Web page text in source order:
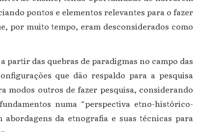
pontos e elementos relevantes para o fazer
por muito tempo, eram desconsiderados como
das quebras de paradigmas no campo das
que dão respaldo para a pesquisa
modos outros de fazer pesquisa, considerando
numa “perspectiva etno-histórico-
abordagens da etnografia e suas técnicas para